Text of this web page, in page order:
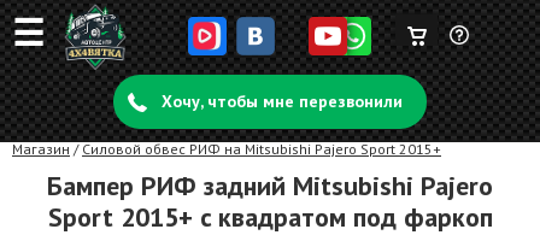
☰ Задать
вопрос
Корзина
пуста
Хочу, чтобы мне перезвонили
Магазин / Силовой обвес РИФ на Mitsubishi Pajero Sport 2015+
Бампер РИФ задний Mitsubishi Pajero
Sport 2015+ c квадратом под фаркоп